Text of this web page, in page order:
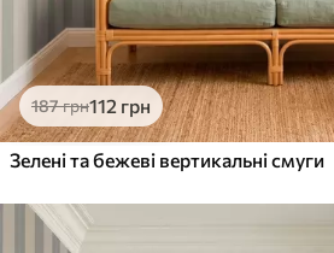
187грн112 грн
Зелені та бежеві вертикальні смуги